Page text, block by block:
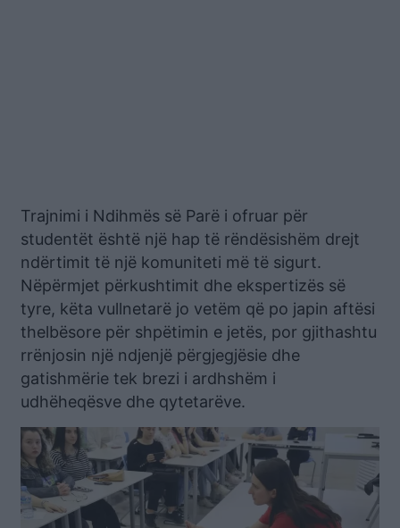
Trajnimi i Ndihmës së Parë i ofruar për
studentët është një hap të rëndësishëm drejt
ndërtimit të një komuniteti më të sigurt.
Nëpërmjet përkushtimit dhe ekspertizës së
tyre, këta vullnetarë jo vetëm që po japin aftësi
thelbësore për shpëtimin e jetës, por gjithashtu
rrënjosin një ndjenjë përgjegjësie dhe
gatishmërie tek brezi i ardhshëm i
udhëheqësve dhe qytetarëve.